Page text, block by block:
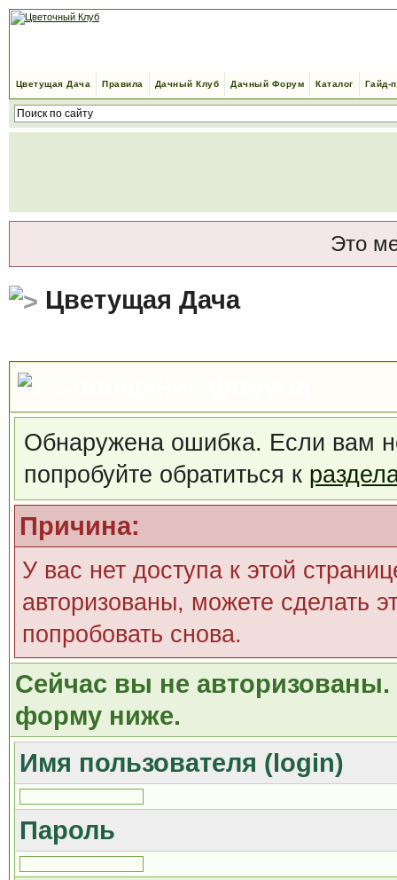
Цветущая Дача Правила Дачный Клуб Дачный Форум Каталог Гайд-
Это
Цветущая Дача
Обнаружена ошибка. Если вам
попробуйте обратиться к
Причина:
У вас нет доступа к этой
авторизованы, можете сделать
попробовать снова.
Сейчас вы не авторизованы.
форму ниже.
Имя пользователя (login)
Пароль